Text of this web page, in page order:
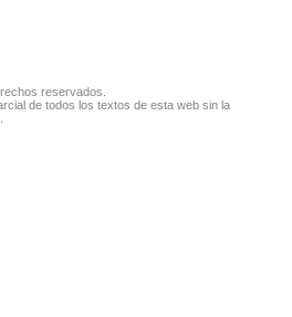
reservados.
de todos los textos de esta web sin la